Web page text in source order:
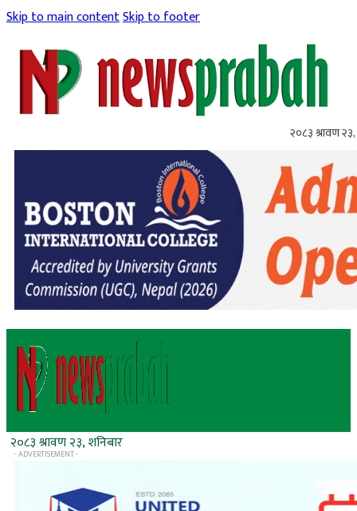
Skip to main contentSkip to footer
२०८३ श्रावण २३,
२०८३ श्रावण २३, शनिबार
- ADVERTISEMENT -